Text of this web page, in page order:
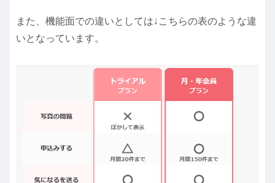
また、機能面での違いとしては↓こちらの表のような違
いとなっています。